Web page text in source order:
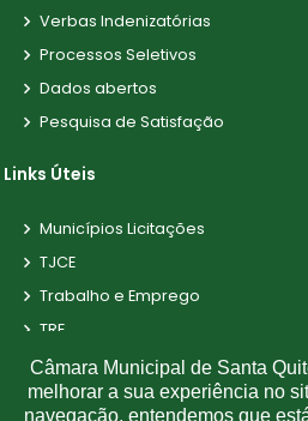
Verbas Indenizatórias
Processos Seletivos
Dados abertos
Pesquisa de Satisfação
Links Úteis
Municípios Licitações
TJCE
Trabalho e Emprego
TRE
TCE
Câmara Municipal de Santa
melhorar a sua experiência no
navegação, entendemos que